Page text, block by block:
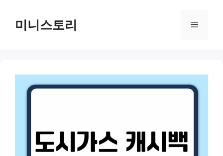
content미니스토리 Menu